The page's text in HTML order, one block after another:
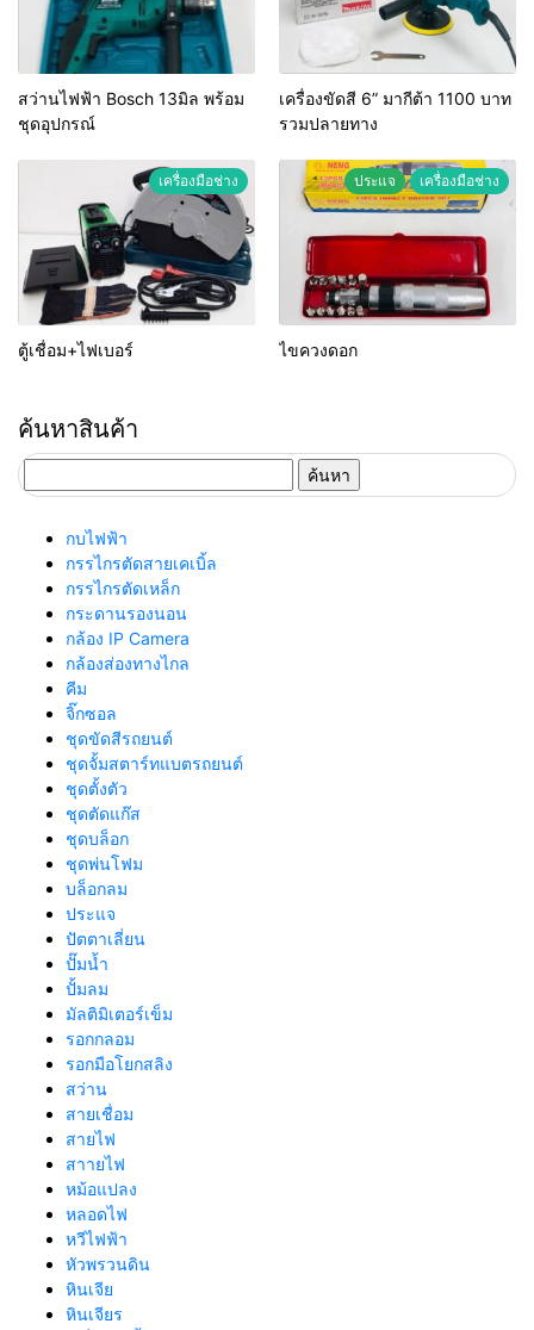
สว่านไฟฟ้า Bosch 13มิล พร้อม
ชุดอุปกรณ์
เครื่องขัดสี 6” มากีต้า 1100 บาท
รวมปลายทาง
เครื่องมือช่าง
ตู้เชื่อม+ไฟเบอร์
ประแจ เครื่องมือช่าง
ไขควงดอก
ค้นหาสินค้า
สำหรับ:
กบไฟฟ้า
กรรไกรตัดสายเคเบิ้ล
กรรไกรตัดเหล็ก
กระดานรองนอน
กล้อง IP Camera
กล้องส่องทางไกล
คีม
จิ๊กซอล
ชุดขัดสีรถยนต์​
ชุดจั้มสตาร์ทแบตรถยนต์
ชุดตั้งตัว
ชุดตัดแก๊ส
ชุดบล็อก
ชุดพ่นโฟม
บล็อกลม
ประแจ
ปัตตาเลี่ยน
ปั๊มน้ำ
ปั้มลม
มัลติมิเตอร์เข็ม
รอกกลอม
รอกมือโยกสลิง
สว่าน
สายเชื่อม
สายไฟ
สาายไฟ
หม้อแปลง
หลอดไฟ
หวีไฟฟ้า
หัวพรวนดิน
หินเจีย
หินเจียร